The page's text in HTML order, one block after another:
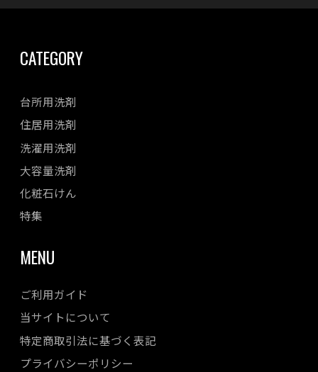
CATEGORY
台所用洗剤
住居用洗剤
洗濯用洗剤
大容量洗剤
化粧石けん
特集
MENU
ご利用ガイド
当サイトについて
特定商取引法に基づく表記
プライバシーポリシー